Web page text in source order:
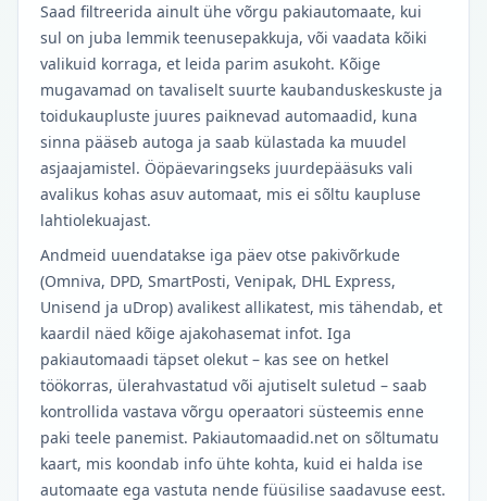
Saad filtreerida ainult ühe võrgu pakiautomaate, kui
sul on juba lemmik teenusepakkuja, või vaadata kõiki
valikuid korraga, et leida parim asukoht. Kõige
mugavamad on tavaliselt suurte kaubanduskeskuste ja
toidukaupluste juures paiknevad automaadid, kuna
sinna pääseb autoga ja saab külastada ka muudel
asjaajamistel. Ööpäevaringseks juurdepääsuks vali
avalikus kohas asuv automaat, mis ei sõltu kaupluse
lahtiolekuajast.
Andmeid uuendatakse iga päev otse pakivõrkude
(Omniva, DPD, SmartPosti, Venipak, DHL Express,
Unisend ja uDrop) avalikest allikatest, mis tähendab, et
kaardil näed kõige ajakohasemat infot. Iga
pakiautomaadi täpset olekut – kas see on hetkel
töökorras, ülerahvastatud või ajutiselt suletud – saab
kontrollida vastava võrgu operaatori süsteemis enne
paki teele panemist. Pakiautomaadid.net on sõltumatu
kaart, mis koondab info ühte kohta, kuid ei halda ise
automaate ega vastuta nende füüsilise saadavuse eest.